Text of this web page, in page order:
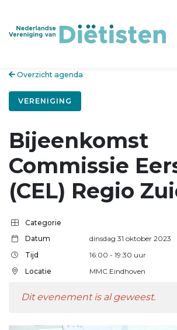
Overzicht agenda
VERENIGING
Bijeenkomst
Commissie
(CEL) Regio
Categorie
Datum
dinsdag 31 oktober 2023
Tijd
16:00 - 19:30 uur
Locatie
MMC Eindhoven
Dit evenement is al geweest.